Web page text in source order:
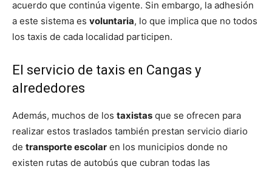
acuerdo que continúa vigente. Sin embargo, la adhesión
a este sistema es voluntaria, lo que implica que no todos
los taxis de cada localidad participen.
El servicio de taxis en Cangas y
alrededores
Además, muchos de los taxistas que se ofrecen para
realizar estos traslados también prestan servicio diario
de transporte escolar en los municipios donde no
existen rutas de autobús que cubran todas las